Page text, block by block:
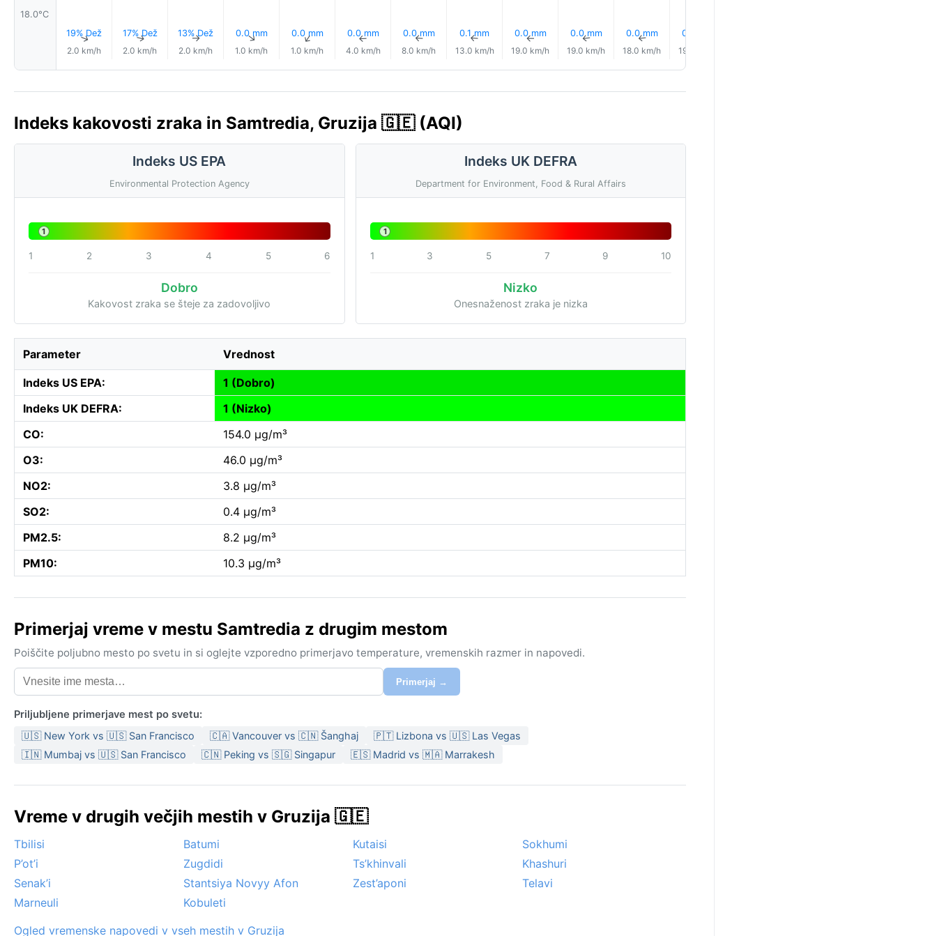
18.0°C
19% Dež
↑
2.0 km/h
17% Dež
↑
2.0 km/h
13% Dež
↑
2.0 km/h
0.0 mm
↑
1.0 km/h
0.0 mm
↑
1.0 km/h
0.0 mm
↑
4.0 km/h
0.0 mm
↑
8.0 km/h
0.1 mm
↑
13.0 km/h
0.0 mm
↑
19.0 km/h
0.0 mm
↑
19.0 km/h
0.0 mm
↑
18.0 km/h
0.0 mm
19.0 km/h
Indeks kakovosti zraka in Samtredia, Gruzija 🇬🇪 (AQI)
Indeks US EPA
Environmental Protection Agency
1
1 2 3 4 5 6
Dobro
Kakovost zraka se šteje za zadovoljivo
Indeks UK DEFRA
Department for Environment, Food & Rural Affairs
1
1 3 5 7 9 10
Nizko
Onesnaženost zraka je nizka
Parameter Vrednost
Indeks US EPA:
1 (Dobro)
Indeks UK DEFRA:
1 (Nizko)
CO:
154.0 µg/m³
O3:
46.0 µg/m³
NO2:
3.8 µg/m³
SO2:
0.4 µg/m³
PM2.5:
8.2 µg/m³
PM10:
10.3 µg/m³
Primerjaj vreme v mestu Samtredia z drugim mestom
Poiščite poljubno mesto po svetu in si oglejte vzporedno primerjavo temperature, vremenskih razmer in napovedi.
Primerjaj →
Priljubljene primerjave mest po svetu:
🇺🇸 New York vs 🇺🇸 San Francisco 🇨🇦 Vancouver vs 🇨🇳 Šanghaj
🇵🇹 Lizbona vs 🇺🇸 Las Vegas
🇮🇳 Mumbaj vs 🇺🇸 San Francisco
🇨🇳 Peking vs 🇸🇬 Singapur 🇪🇸 Madrid vs 🇲🇦 Marrakesh
Vreme v drugih večjih mestih v Gruzija 🇬🇪
Tbilisi Batumi Kutaisi
Sokhumi
P’ot’i
Zugdidi Ts’khinvali
Khashuri
Senak’i
Stantsiya Novyy Afon Zest’aponi
Telavi
Marneuli
Kobuleti
Ogled vremenske napovedi v vseh mestih v Gruzija